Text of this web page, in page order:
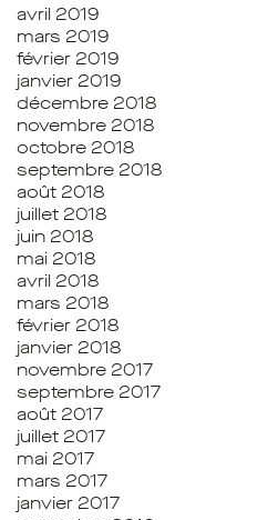
avril 2019
mars 2019
février 2019
janvier 2019
décembre 2018
novembre 2018
octobre 2018
septembre 2018
août 2018
juillet 2018
juin 2018
mai 2018
avril 2018
mars 2018
février 2018
janvier 2018
novembre 2017
septembre 2017
août 2017
juillet 2017
mai 2017
mars 2017
janvier 2017